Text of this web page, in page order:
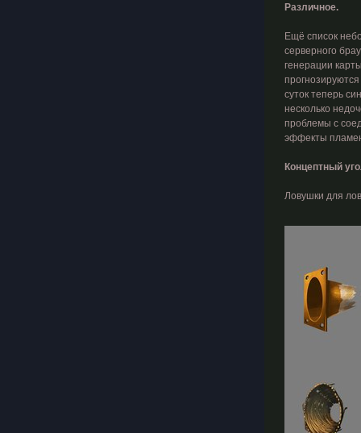
Различное.
Ещё список
серверного
генерации
суток теперь
несколько
проблемы с
эффекты
Концептный
Ловушки для